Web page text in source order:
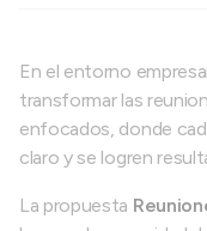
En el entorno
transformar las
enfocados, donde
claro y se logren
La propuesta